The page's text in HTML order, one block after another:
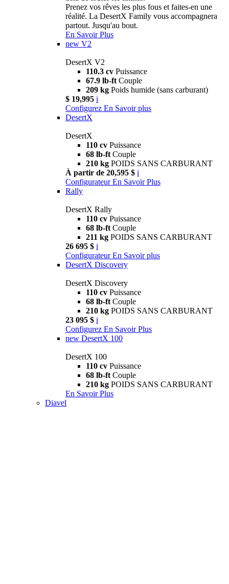
Prenez vos rêves les plus fous et faites-en une
réalité. La DesertX Family vous accompagnera
partout. Jusqu'au bout.
En Savoir Plus
new V2
DesertX V2
110.3 cv Puissance
67.9 lb-ft Couple
209 kg Poids humide (sans carburant)
$ 19,995 i
Configurez En Savoir plus
DesertX
DesertX
110 cv Puissance
68 lb-ft Couple
210 kg POIDS SANS CARBURANT
À partir de 20,595 $ i
Configurateur En Savoir Plus
Rally
DesertX Rally
110 cv Puissance
68 lb-ft Couple
211 kg POIDS SANS CARBURANT
26 695 $ i
Configurateur En Savoir plus
DesertX Discovery
DesertX Discovery
110 cv Puissance
68 lb-ft Couple
210 kg POIDS SANS CARBURANT
23 095 $ i
Configurez En Savoir Plus
new DesertX 100
DesertX 100
110 cv Puissance
68 lb-ft Couple
210 kg POIDS SANS CARBURANT
En Savoir Plus
Diavel